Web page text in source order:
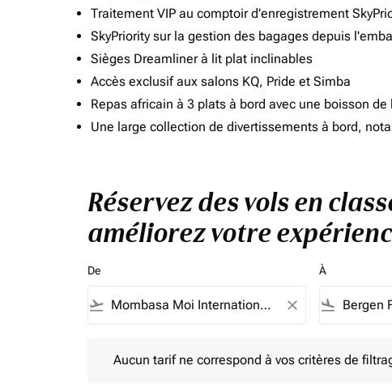
Traitement VIP au comptoir d'enregistrement
SkyPriority sur la gestion des bagages depuis
Sièges Dreamliner à lit plat inclinables
Accès exclusif aux salons KQ, Pride et Simba
Repas africain à 3 plats à bord avec une boisson de
Une large collection de divertissements à bord,
Réservez des vols en
améliorez votre
De
flight_takeoff close
À
flight_land
Aucun tarif ne correspond à vos critères de